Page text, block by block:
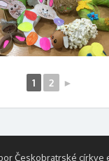
1 2 ►
Českobratrské církve